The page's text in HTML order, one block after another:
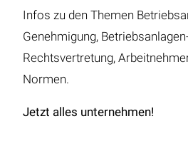
Infos zu den Themen
Genehmigung,
Rechtsvertretung,
Normen.
Jetzt alles unternehmen!